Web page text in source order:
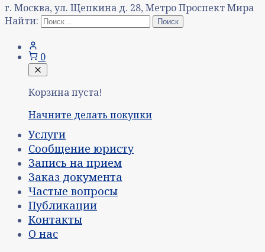
г. Москва, ул. Щепкина д. 28, Метро Проспект Мира
Найти:
0
Корзина пуста!
Начните делать покупки
Услуги
Сообщение юристу
Запись на прием
Заказ документа
Частые вопросы
Публикации
Контакты
О нас